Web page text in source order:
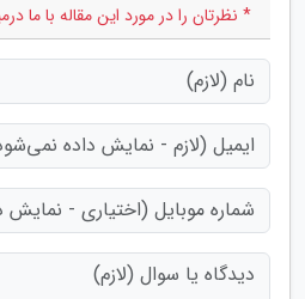
* نظرتان را در مورد این مقاله با ما